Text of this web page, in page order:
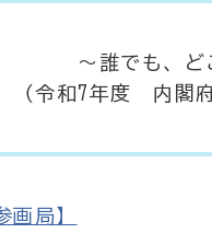
どこでも、
内閣府発表キ
局】